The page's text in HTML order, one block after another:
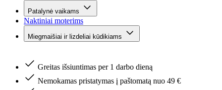
Patalynė vaikams
Naktiniai moterims
Miegmaišiai ir lizdeliai kūdikiams
Greitas išsiuntimas per 1 darbo dieną
Nemokamas pristatymas į paštomatą nuo 49 €